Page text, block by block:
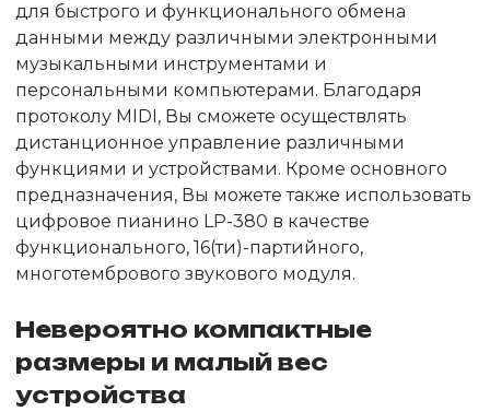
для быстрого и функционального обмена
данными между различными электронными
музыкальными инструментами и
персональными компьютерами. Благодаря
протоколу MIDI, Вы сможете осуществлять
дистанционное управление различными
функциями и устройствами. Кроме основного
предназначения, Вы можете также использовать
цифровое пианино LP-380 в качестве
функционального, 16(ти)-партийного,
многотембрового звукового модуля.
Невероятно компактные
размеры и малый вес
устройства